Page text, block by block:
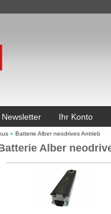
Newsletter Ihr Konto
» Batterie Alber neodrives Antrieb
Alber